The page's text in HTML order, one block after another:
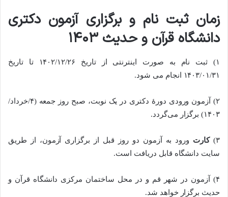
زمان ثبت نام و برگزاری آزمون دکتری
دانشگاه قرآن و حدیث ۱۴۰۳
۱) ثبت نام به صورت اینترنتی از تاریخ ۱۴۰۲/۱۲/۲۶ تا تاریخ
۱۴۰۳/۰۱/۳۱ انجام می شود.
۲) آزمون ورودی دورۀ دکتری در یک نوبت، صبح روز
جمعه (۴/خرداد/
۱۴۰۳)
برگزار می‌گردد.
۳) کارت ورود به آزمون دو روز قبل از برگزاری آزمون، از طریق
سایت دانشگاه قابل دریافت است.
۴)
آزمون در شهر قم و در محل ساختمان مرکزی دانشگاه قرآن و
حدیث برگزار خواهد شد.